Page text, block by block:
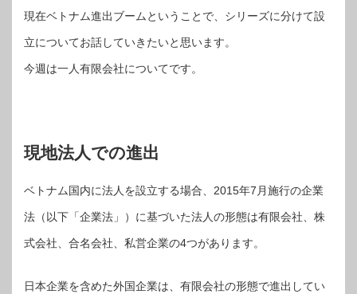
現在ベトナム進出ブームということで、シリーズに分けて設
立についてお話していきたいと思います。
今週は一人有限会社についてです。
現地法人での進出
ベトナム国内に法人を設立する場合、2015年7月施行の企業
法（以下「企業法」）に基づいた法人の形態は有限会社、株
式会社、合名会社、私営企業の4つがあります。
日本企業を含めた外国企業は、有限会社の形態で進出してい